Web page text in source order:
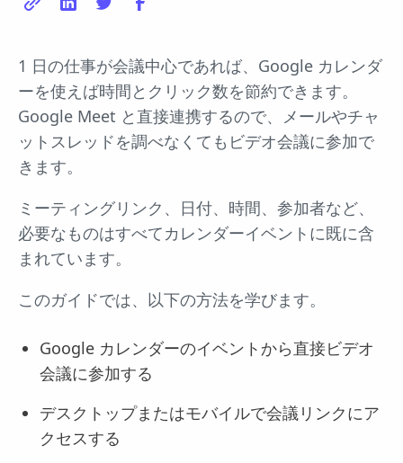
1 日の仕事が会議中心であれば、Google カレンダ
ーを使えば時間とクリック数を節約できます。
Google Meet と直接連携するので、メールやチャ
ットスレッドを調べなくてもビデオ会議に参加で
きます。
ミーティングリンク、日付、時間、参加者など、
必要なものはすべてカレンダーイベントに既に含
まれています。
このガイドでは、以下の方法を学びます。
Google カレンダーのイベントから直接ビデオ
会議に参加する
デスクトップまたはモバイルで会議リンクにア
クセスする